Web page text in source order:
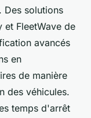
. Des solutions
et FleetWave de
avancés
en
de manière
des véhicules.
temps d'arrêt